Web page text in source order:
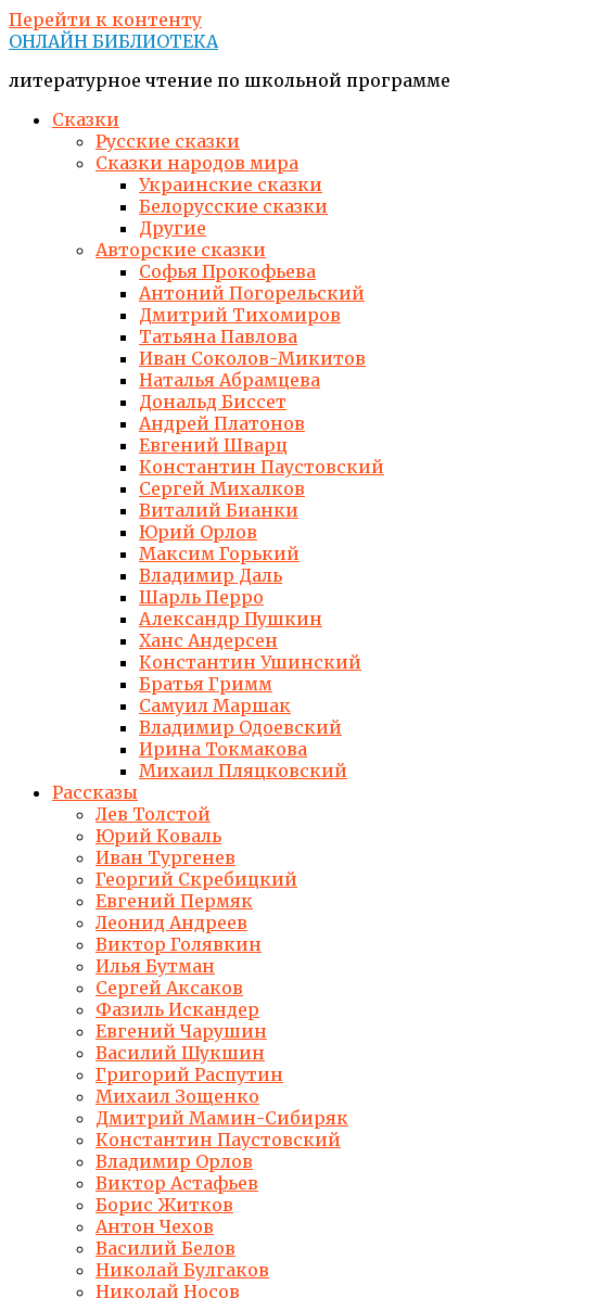
Перейти к контенту
ОНЛАЙН БИБЛИОТЕКА
литературное чтение по школьной программе
Сказки
Русские сказки
Сказки народов мира
Украинские сказки
Белорусские сказки
Другие
Авторские сказки
Софья Прокофьева
Антоний Погорельский
Дмитрий Тихомиров
Татьяна Павлова
Иван Соколов-Микитов
Наталья Абрамцева
Дональд Биссет
Андрей Платонов
Евгений Шварц
Константин Паустовский
Сергей Михалков
Виталий Бианки
Юрий Орлов
Максим Горький
Владимир Даль
Шарль Перро
Александр Пушкин
Ханс Андерсен
Константин Ушинский
Братья Гримм
Самуил Маршак
Владимир Одоевский
Ирина Токмакова
Михаил Пляцковский
Рассказы
Лев Толстой
Юрий Коваль
Иван Тургенев
Георгий Скребицкий
Евгений Пермяк
Леонид Андреев
Виктор Голявкин
Илья Бутман
Сергей Аксаков
Фазиль Искандер
Евгений Чарушин
Василий Шукшин
Григорий Распутин
Михаил Зощенко
Дмитрий Мамин-Сибиряк
Константин Паустовский
Владимир Орлов
Виктор Астафьев
Борис Житков
Антон Чехов
Василий Белов
Николай Булгаков
Николай Носов